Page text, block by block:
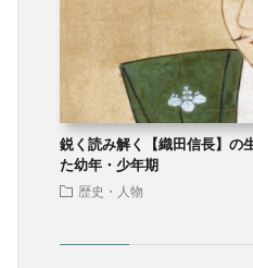
鋭く読み解く【織田信長】の
た幼年・少年期
歴史・人物